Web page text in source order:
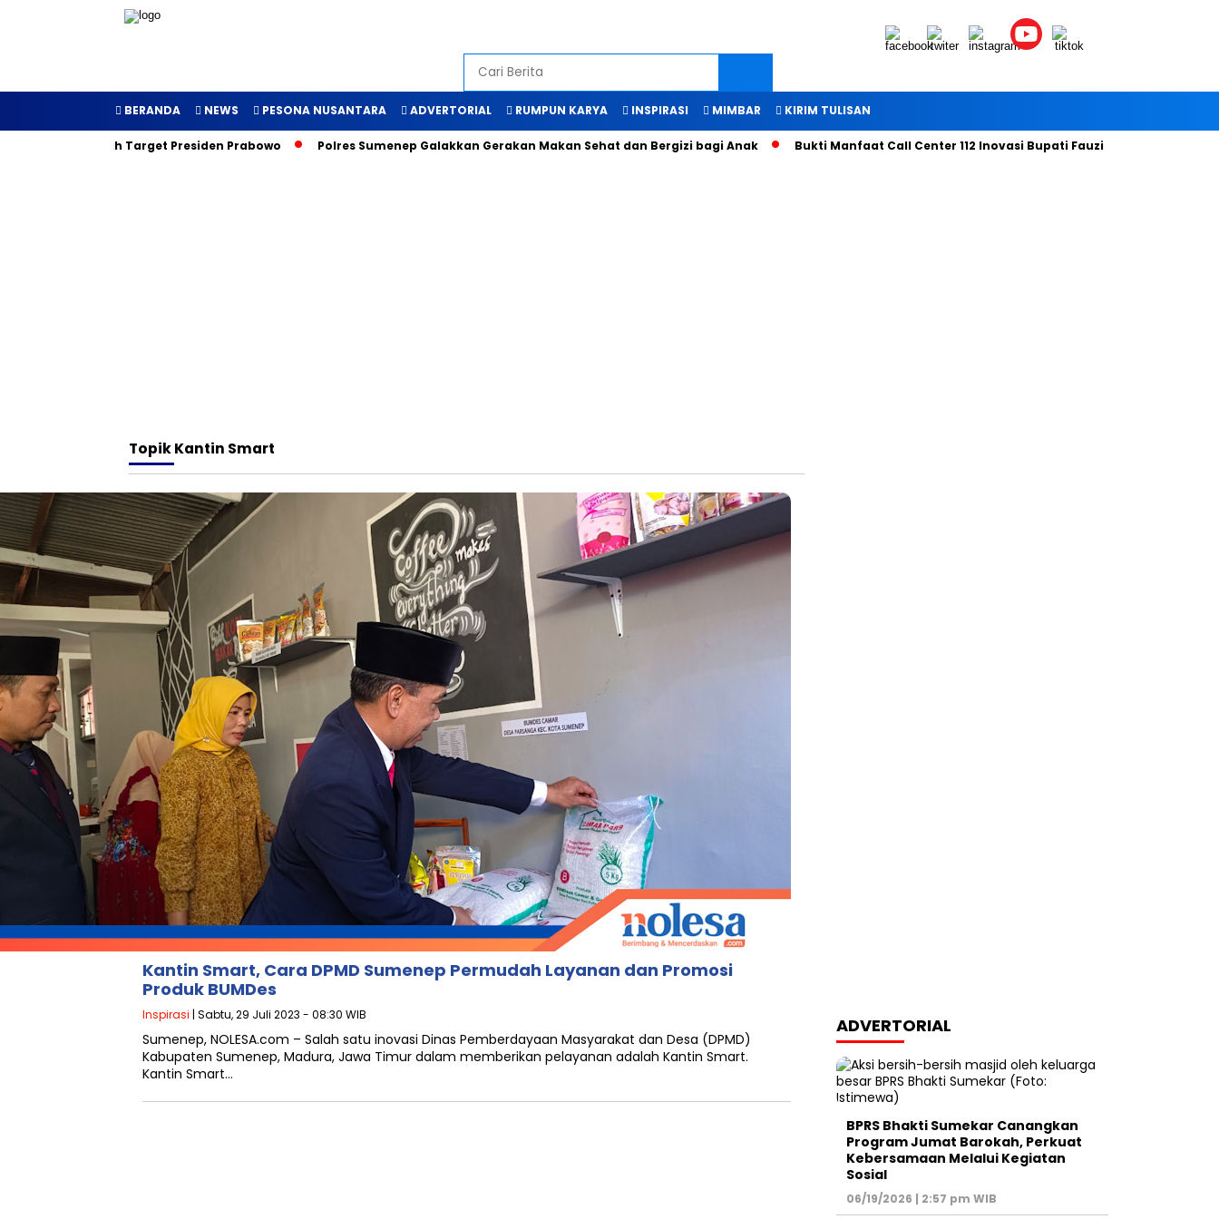
BERANDA NEWS PESONA NUSANTARA ADVERTORIAL RUMPUN KARYA INSPIRASI MIMBAR KIRIM TULISAN
Inilah Target Presiden Prabowo Polres Sumenep Galakkan Gerakan Makan Sehat dan Bergizi bagi Anak Bukti Manfaat Call Center 112 Inovasi Bupati Fauzi Hari ini
TopikKantin Smart
Kantin Smart, Cara DPMD Sumenep Permudah Layanan dan Promosi
Produk BUMDes
Inspirasi | Sabtu, 29 Juli 2023 - 08:30 WIB
Sumenep, NOLESA.com – Salah satu inovasi Dinas Pemberdayaan Masyarakat dan Desa (DPMD)
Kabupaten Sumenep, Madura, Jawa Timur dalam memberikan pelayanan adalah Kantin Smart.
Kantin Smart…
ADVERTORIAL
BPRS Bhakti Sumekar Canangkan
Program Jumat Barokah, Perkuat
Kebersamaan Melalui Kegiatan
Sosial
06/19/2026 | 2:57 pm WIB